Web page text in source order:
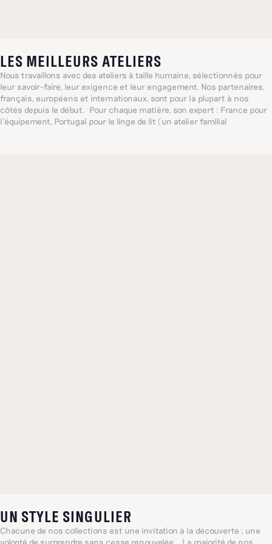
LES MEILLEURS ATELIERS
Nous travaillons avec des ateliers à taille humaine, sélectionnés pour
leur savoir-faire, leur exigence et leur engagement. Nos partenaires,
français, européens et internationaux, sont pour la plupart à nos
côtés depuis le début. Pour chaque matière, son expert : France pour
l’équipement, Portugal pour le linge de lit (un atelier familial
UN STYLE SINGULIER
Chacune de nos collections est une invitation à la découverte ; une
volonté de surprendre sans cesse renouvelée. La majorité de nos